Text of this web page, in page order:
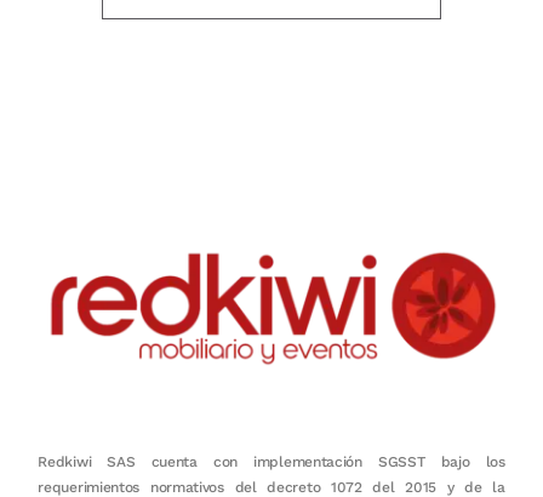
Redkiwi SAS cuenta con implementación SGSST bajo los
requerimientos normativos del decreto 1072 del 2015 y de la